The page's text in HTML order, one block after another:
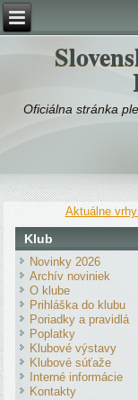
Oficiálna stránka
Aktuálne
Klub
Novinky 2026
Archív noviniek
O klube
Prihláška do klubu
Poriadky a pravidlá
Poplatky
Klubové výstavy
Klubové súťaže
Interné informácie
Kontakty